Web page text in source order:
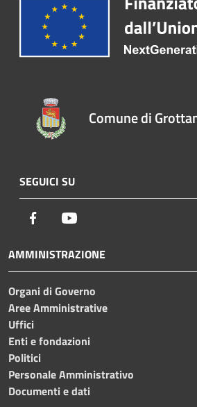
Comune di
SEGUICI SU
Facebook
AMMINISTRAZIONE
Organi di Governo
Aree Amministrative
Uffici
Enti e fondazioni
Politici
Personale Amministrativo
Documenti e dati